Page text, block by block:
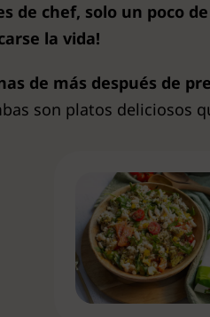
de chef, solo un poco
la vida!
de más después de
son platos deliciosos